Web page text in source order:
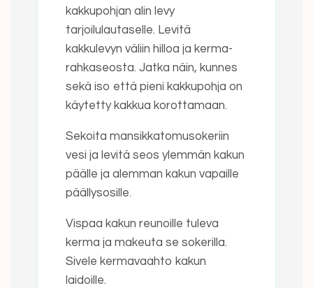
kakkupohjan alin levy
tarjoilulautaselle. Levitä
kakkulevyn väliin hilloa ja kerma-
rahkaseosta. Jatka näin, kunnes
sekä iso että pieni kakkupohja on
käytetty kakkua korottamaan.
Sekoita mansikkatomusokeriin
vesi ja levitä seos ylemmän kakun
päälle ja alemman kakun vapaille
päällysosille.
Vispaa kakun reunoille tuleva
kerma ja makeuta se sokerilla.
Sivele kermavaahto kakun
laidoille.